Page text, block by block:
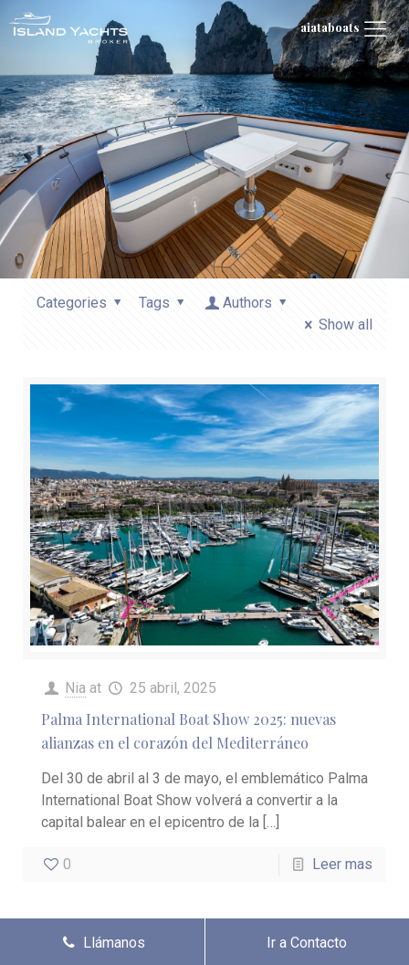
aiataboats
Categories Tags
Authors
Show all
Nia at 25 abril, 2025
Palma International Boat Show 2025: nuevas
alianzas en el corazón del Mediterráneo
Del 30 de abril al 3 de mayo, el emblemático Palma
International Boat Show volverá a convertir a la
capital balear en el epicentro de la […]
0 Leer mas
Llámanos Ir a Contacto